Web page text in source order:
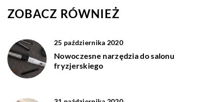
ZOBACZ RÓWNIEŻ
25 października 2020
Nowoczesne narzędzia do salonu
fryzjerskiego